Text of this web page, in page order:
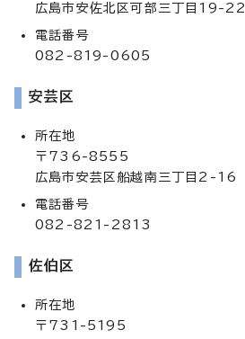
広島市安佐北区可部三丁目19-22
電話番号
082-819-0605
安芸区
所在地
〒736-8555
広島市安芸区船越南三丁目2-16
電話番号
082-821-2813
佐伯区
所在地
〒731-5195